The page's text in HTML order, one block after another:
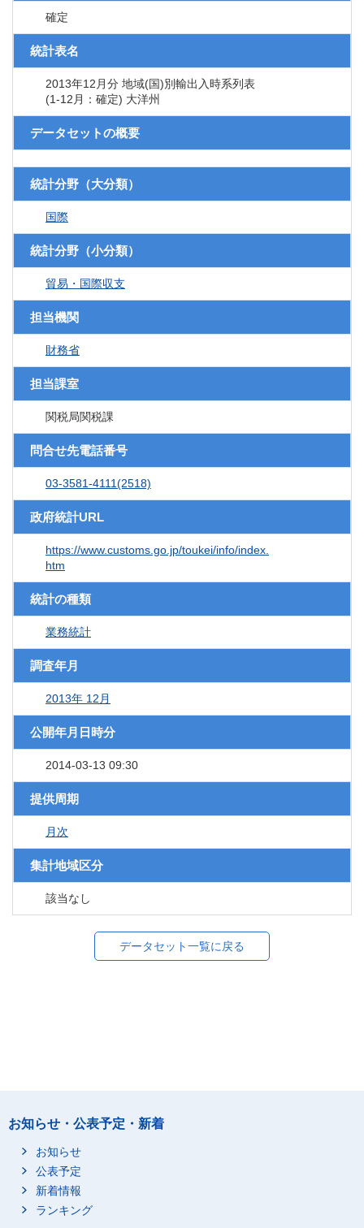
確定
統計表名
2013年12月分 地域(国)別輸出入時系列表
(1-12月：確定) 大洋州
データセットの概要
統計分野（大分類）
国際
統計分野（小分類）
貿易・国際収支
担当機関
財務省
担当課室
関税局関税課
問合せ先電話番号
03-3581-4111(2518)
政府統計URL
https://www.customs.go.jp/toukei/info/index.
htm
統計の種類
業務統計
調査年月
2013年 12月
公開年月日時分
2014-03-13 09:30
提供周期
月次
集計地域区分
該当なし
データセット一覧に戻る
お知らせ・公表予定・新着
お知らせ
公表予定
新着情報
ランキング